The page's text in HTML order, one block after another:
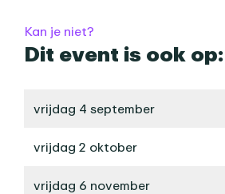
Kan je niet?
Dit event is ook op:
vrijdag 4 september
vrijdag 2 oktober
vrijdag 6 november